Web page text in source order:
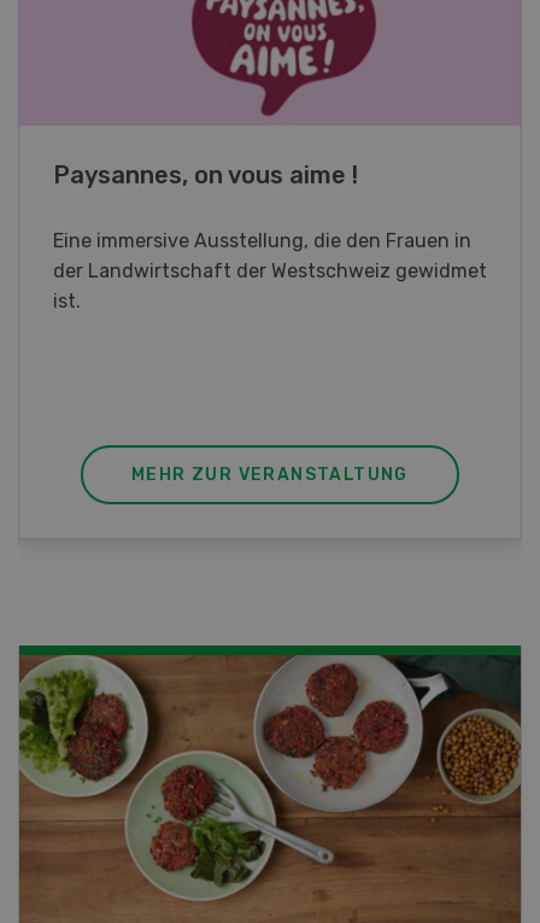
Fachkurs Aquakultur
Sind Sie in der Fischzucht tätig oder
interessieren Sie sich für das Thema? In
diesem Fall ist unser FBA-Weiterbildungskurs
MEHR ZUR VERANSTALTUNG